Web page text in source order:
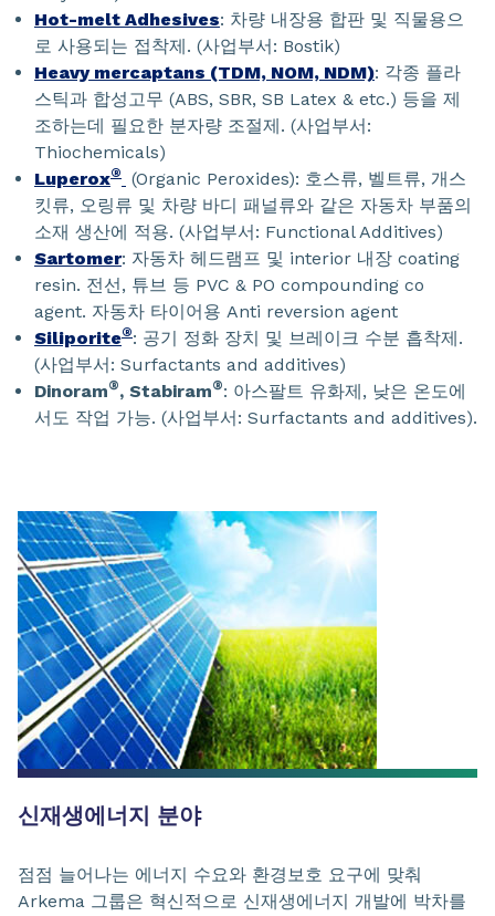
Hot-melt Adhesives: 차량 내장용 합판 및 직물용으
로 사용되는 접착제. (사업부서: Bostik)
Heavy mercaptans (TDM, NOM, NDM): 각종 플라
스틱과 합성고무 (ABS, SBR, SB Latex & etc.) 등을 제
조하는데 필요한 분자량 조절제. (사업부서:
Thiochemicals)
Luperox®
(Organic Peroxides): 호스류, 벨트류, 개스
킷류, 오링류 및 차량 바디 패널류와 같은 자동차 부품의
소재 생산에 적용. (사업부서: Functional Additives)
Sartomer: 자동차 헤드램프 및 interior 내장 coating
resin. 전선, 튜브 등 PVC & PO compounding co
agent. 자동차 타이어용 Anti reversion agent
Siliporite®: 공기 정화 장치 및 브레이크 수분 흡착제.
(사업부서: Surfactants and additives)
Dinoram®, Stabiram®: 아스팔트 유화제, 낮은 온도에
서도 작업 가능. (사업부서: Surfactants and additives).
신재생에너지 분야
점점 늘어나는 에너지 수요와 환경보호 요구에 맞춰
Arkema 그룹은 혁신적으로 신재생에너지 개발에 박차를